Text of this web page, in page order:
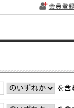
会員登
を含